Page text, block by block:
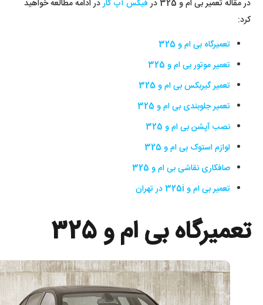
در مقاله تعمیر بی ام و 325 در
فیکس آپ کاردر ادامه مطالعه خواهید
کرد:
تعمیرگاه بی ام و 325
تعمیر موتور بی ام و 325
تعمیر گیربکس بی ام و 325
تعمیر جلوبندی بی ام و 325
نصب آپشن بی ام و 325
لوازم استوک بی ام و 325
صافکاری نقاشی بی ام و 325
تعمیر بی ام و 325i در تهران
تعمیرگاه بی ام و 325